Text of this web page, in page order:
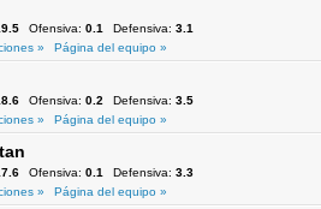
Ofensiva: 0.1 Defensiva: 3.1
»
Página del equipo »
Ofensiva: 0.2 Defensiva: 3.5
»
Página del equipo »
Ofensiva: 0.1 Defensiva: 3.3
»
Página del equipo »